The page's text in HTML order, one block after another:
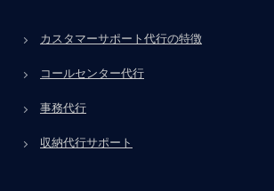
カスタマーサポート代行の特徴
コールセンター代行
事務代行
収納代行サポート